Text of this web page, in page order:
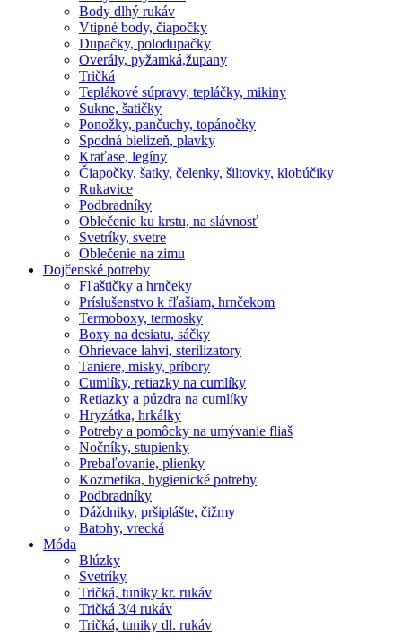
Body dlhý rukáv
Vtipné body, čiapočky
Dupačky, polodupačky
Overály, pyžamká,župany
Tričká
Teplákové súpravy, tepláčky, mikiny
Sukne, šatičky
Ponožky, pančuchy, topánočky
Spodná bielizeň, plavky
Kraťase, legíny
Čiapočky, šatky, čelenky, šiltovky, klobúčiky
Rukavice
Podbradníky
Oblečenie ku krstu, na slávnosť
Svetríky, svetre
Oblečenie na zimu
Dojčenské potreby
Fľaštičky a hrnčeky
Príslušenstvo k fľašiam, hrnčekom
Termoboxy, termosky
Boxy na desiatu, sáčky
Ohrievace lahvi, sterilizatory
Taniere, misky, príbory
Cumlíky, retiazky na cumlíky
Retiazky a púzdra na cumlíky
Hryzátka, hrkálky
Potreby a pomôcky na umývanie fliaš
Nočníky, stupienky
Prebaľovanie, plienky
Kozmetika, hygienické potreby
Podbradníky
Dáždniky, pršiplášte, čižmy
Batohy, vrecká
Móda
Blúzky
Svetríky
Tričká, tuniky kr. rukáv
Tričká 3/4 rukáv
Tričká, tuniky dl. rukáv